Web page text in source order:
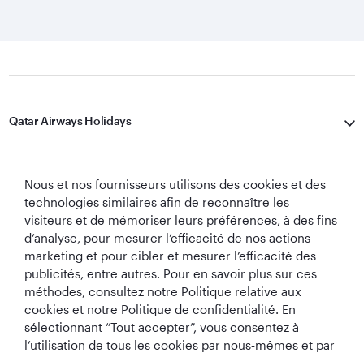
Qatar Airways Holidays
Restons Connectés
Meilleure
Compagnie
Meilleure Classe
Affaires au
Meilleur Salon de
Classe Affaires au
Meilleure
Compagnie
Nous et nos fournisseurs utilisons des cookies et des
technologies similaires afin de reconnaître les
visiteurs et de mémoriser leurs préférences, à des fins
d’analyse, pour mesurer l’efficacité de nos actions
marketing et pour cibler et mesurer l’efficacité des
publicités, entre autres. Pour en savoir plus sur ces
méthodes, consultez notre Politique relative aux
cookies et notre Politique de confidentialité. En
sélectionnant “Tout accepter”, vous consentez à
l’utilisation de tous les cookies par nous‑mêmes et par